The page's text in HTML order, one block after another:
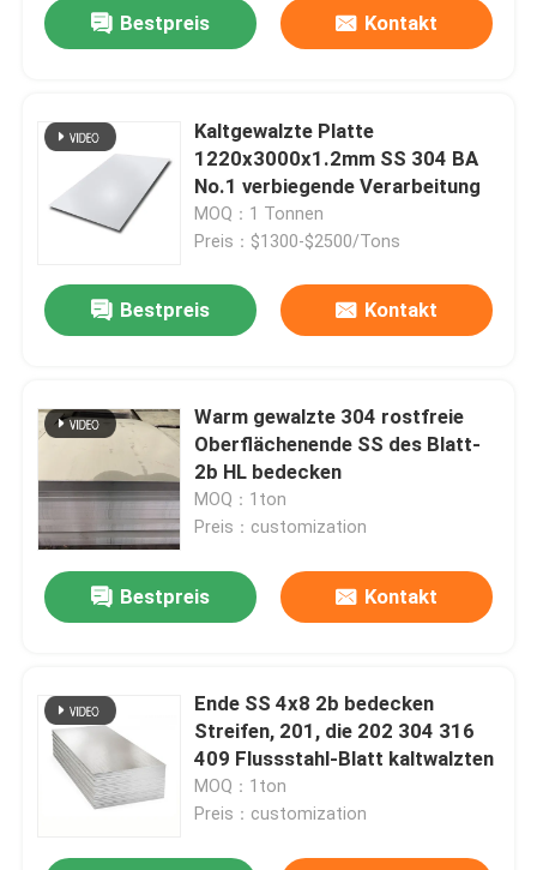
Bestpreis Kontakt
Kaltgewalzte Platte
1220x3000x1.2mm SS 304 BA
No.1 verbiegende Verarbeitung
MOQ：1 Tonnen
Preis：$1300-$2500/Tons
Bestpreis Kontakt
Warm gewalzte 304 rostfreie
Oberflächenende SS des Blatt-
2b HL bedecken
MOQ：1ton
Preis：customization
Bestpreis Kontakt
Ende SS 4x8 2b bedecken
Streifen, 201, die 202 304 316
409 Flussstahl-Blatt kaltwalzten
MOQ：1ton
Preis：customization